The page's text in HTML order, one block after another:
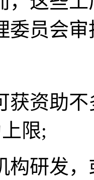
委员会审
获资助
限;
构研发